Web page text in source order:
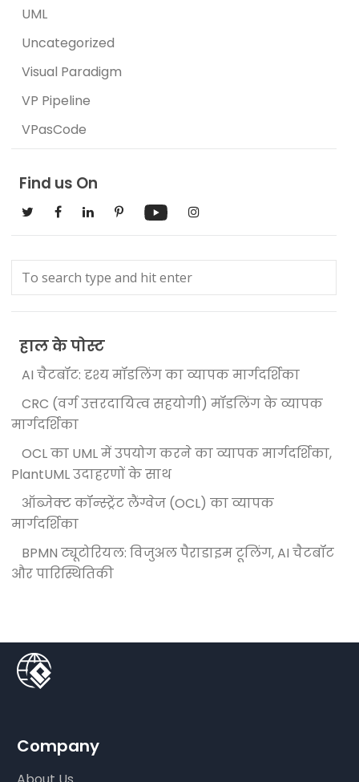
UML
Uncategorized
Visual Paradigm
VP Pipeline
VPasCode
Find us On
हाल के पोस्ट
AI चैटबॉट: दृश्य मॉडलिंग का व्यापक मार्गदर्शिका
CRC (वर्ग उत्तरदायित्व सहयोगी) मॉडलिंग के व्यापक
मार्गदर्शिका
OCL का UML में उपयोग करने का व्यापक मार्गदर्शिका,
PlantUML उदाहरणों के साथ
ऑब्जेक्ट कॉन्स्ट्रेंट लैंग्वेज (OCL) का व्यापक
मार्गदर्शिका
BPMN ट्यूटोरियल: विजुअल पैराडाइम टूलिंग, AI चैटबॉट
और पारिस्थितिकी
Company